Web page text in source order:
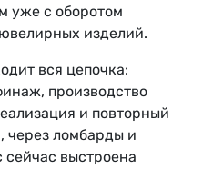
уже с оборотом
изделий.
вся цепочка:
производство
и повторный
через ломбарды и
выстроена